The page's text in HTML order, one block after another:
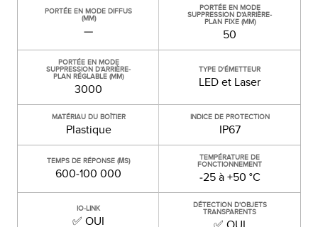
PORTÉE EN MODE DIFFUS
(MM)
—
PORTÉE EN MODE
SUPPRESSION D’ARRIÈRE-
PLAN FIXE (MM)
50
PORTÉE EN MODE
SUPPRESSION D’ARRIÈRE-
PLAN RÉGLABLE (MM)
3000
TYPE D'ÉMETTEUR
LED et Laser
MATÉRIAU DU BOÎTIER
Plastique
INDICE DE PROTECTION
IP67
TEMPS DE RÉPONSE (ΜS)
600-100 000
TEMPÉRATURE DE
FONCTIONNEMENT
-25 à +50 °C
IO-LINK
✅ OUI
DÉTECTION D'OBJETS
TRANSPARENTS